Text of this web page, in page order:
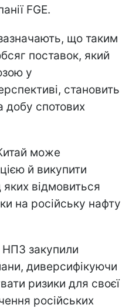
FGE.
що таким
поставок, який
у
становить
добу спотових
може
й викупити
яких відмовиться
на російську нафту
НПЗ закупили
диверсифікуючи
ризики для своєї
російських